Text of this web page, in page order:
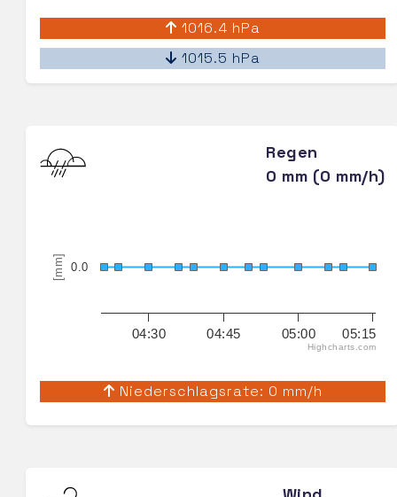
1016.4 hPa
1015.5 hPa
Regen
0 mm (0 mm/h)
[mm]
04:30 04:45 05:00 05:15
0.0
Highcharts.com
Niederschlagsrate: 0 mm/h